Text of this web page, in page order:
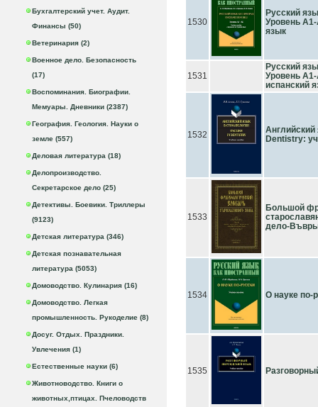
Бухгалтерский учет. Аудит.
Финансы (50)
Ветеринария (2)
Военное дело. Безопасность
(17)
Воспоминания. Биографии.
Мемуары. Дневники (2387)
География. Геология. Науки о
земле (557)
Деловая литература (18)
Делопроизводство.
Секретарское дело (25)
Детективы. Боевики. Триллеры
(9123)
Детская литература (346)
Детская познавательная
литература (5053)
Домоводство. Кулинария (16)
Домоводство. Легкая
промышленность. Рукоделие (8)
Досуг. Отдых. Праздники.
Увлечения (1)
Естественные науки (6)
Животноводство. Книги о
животных,птицах. Пчеловодств
1530
Русский
Уровень А1-
язык
1531
Русский
Уровень
испанский
1532
Английский
Dentistry:
1533
Большой
дело-
1534 О науке по-
1535